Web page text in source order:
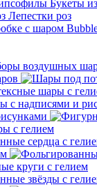
Букеты
Лепестки роз
с гелием
круги с гелием